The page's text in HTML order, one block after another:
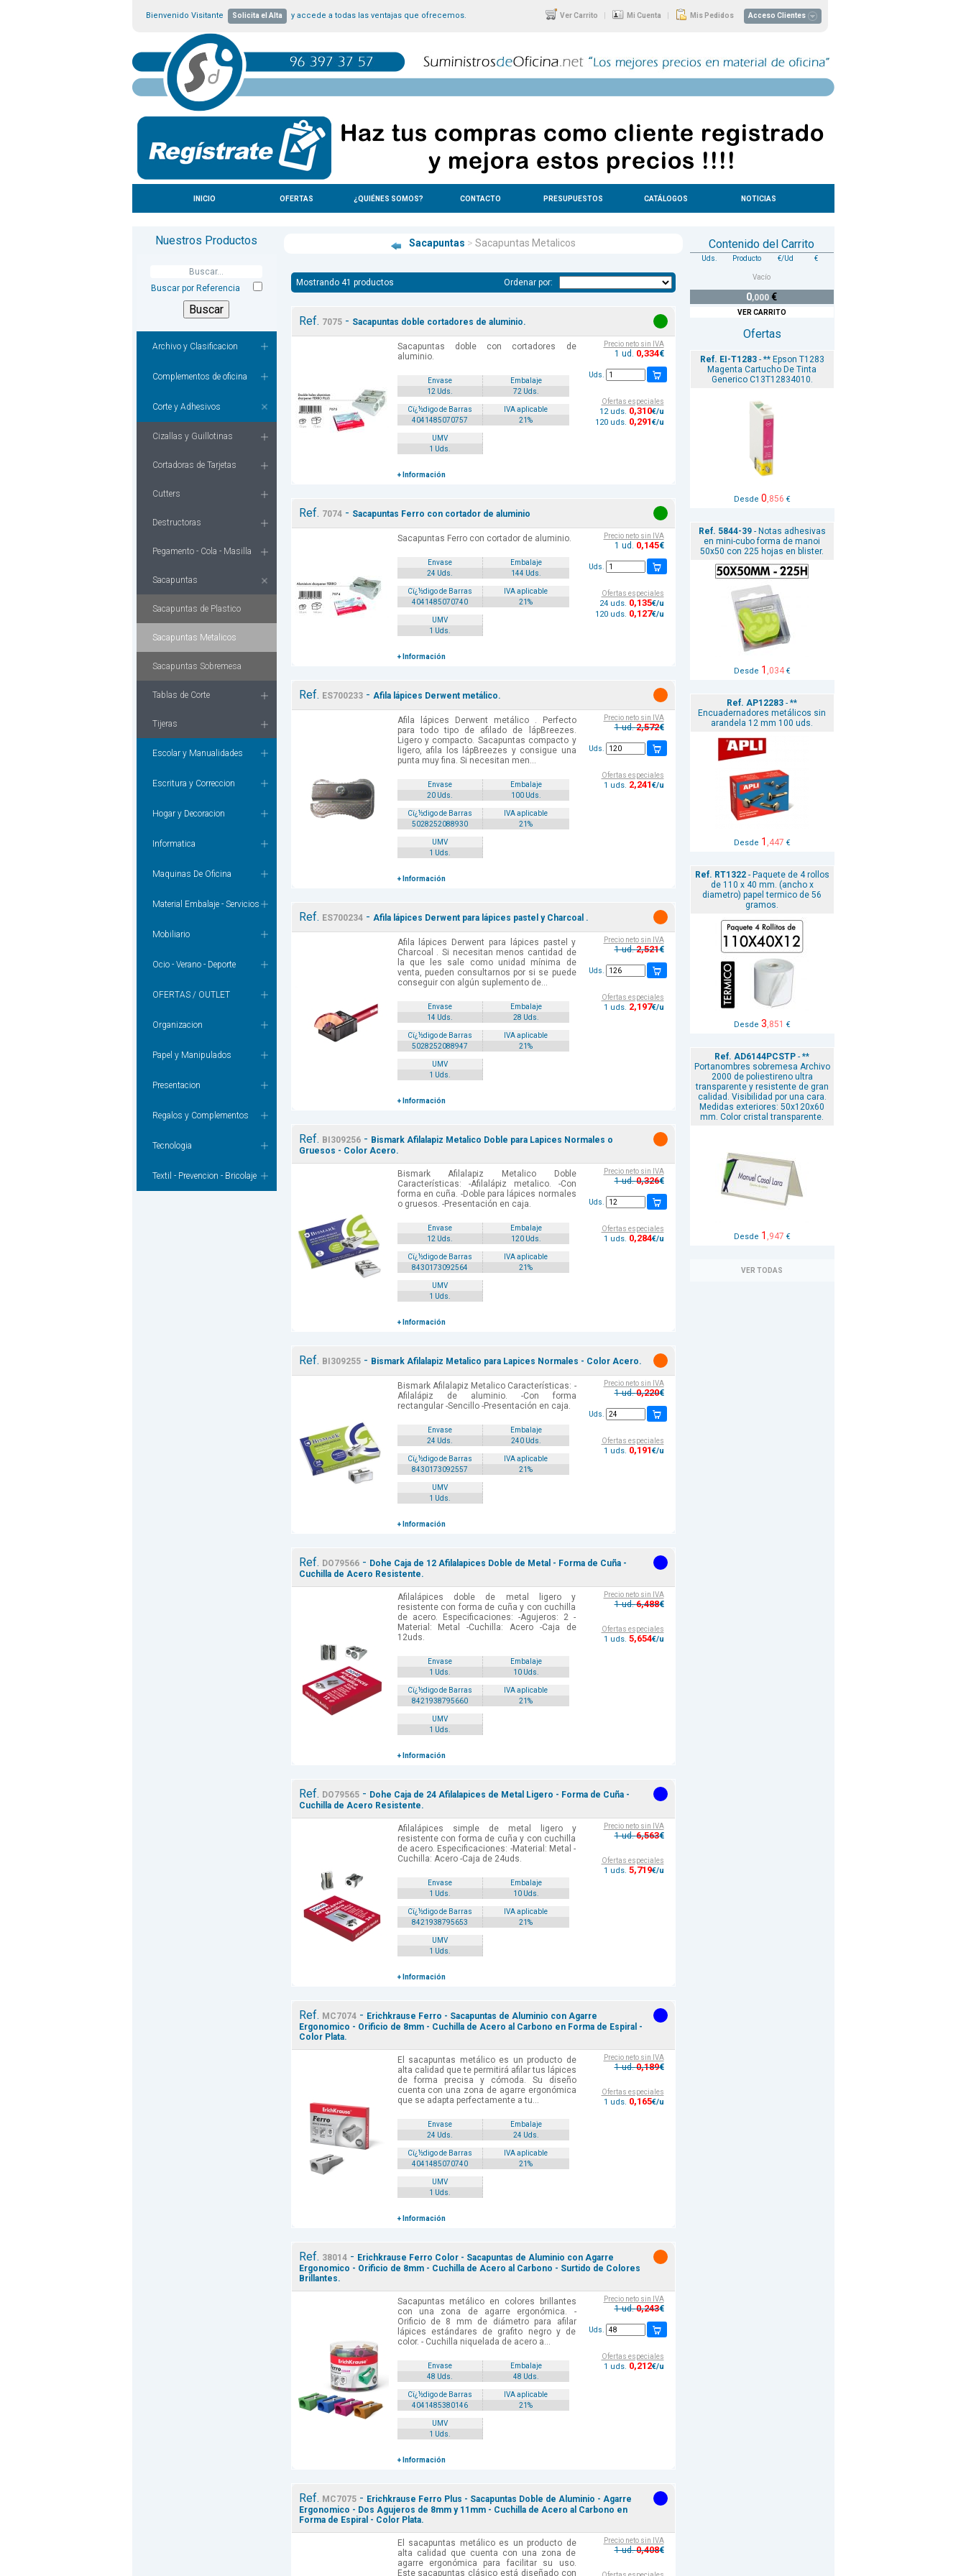
Bienvenido Visitante Solicita el Alta y accede a todas las ventajas que ofrecemos. Ver Carrito | Mi Cuenta | Mis Pedidos Acceso Clientes
INICIO OFERTAS ¿QUIÉNES SOMOS? CONTACTO PRESUPUESTOS CATÁLOGOS NOTICIAS
Nuestros Productos
Buscar por Referencia
Archivo y Clasificacion
Complementos de oficina
Corte y Adhesivos
Cizallas y Guillotinas
Cortadoras de Tarjetas
Cutters
Destructoras
Pegamento - Cola - Masilla
Sacapuntas
Sacapuntas de Plastico
Sacapuntas Metalicos
Sacapuntas Sobremesa
Tablas de Corte
Tijeras
Escolar y Manualidades
Escritura y Correccion
Hogar y Decoracion
Informatica
Maquinas De Oficina
Material Embalaje - Servicios
Mobiliario
Ocio - Verano - Deporte
OFERTAS / OUTLET
Organizacion
Papel y Manipulados
Presentacion
Regalos y Complementos
Tecnologia
Textil - Prevencion - Bricolaje
Sacapuntas > Sacapuntas Metalicos
Mostrando 41 productos Ordenar por:
Ref. 7075- Sacapuntas doble cortadores de aluminio.
Sacapuntas doble con cortadores de
aluminio.
Envase
Embalaje
12 Uds.
72 Uds.
Cï¿½digo de Barras
IVA aplicable
4041485070757
21%
UMV
1 Uds.
+ Información
Precio neto sin IVA
1 ud. 0,334€
Uds.
Ofertas especiales
12 uds. 0,310€/u
120 uds. 0,291€/u
Ref. 7074- Sacapuntas Ferro con cortador de aluminio
Sacapuntas Ferro con cortador de aluminio.
Envase
Embalaje
24 Uds.
144 Uds.
Cï¿½digo de Barras
IVA aplicable
4041485070740
21%
UMV
1 Uds.
+ Información
Precio neto sin IVA
1 ud. 0,145€
Uds.
Ofertas especiales
24 uds. 0,135€/u
120 uds. 0,127€/u
Ref. ES700233- Afila lápices Derwent metálico.
Afila lápices Derwent metálico . Perfecto
para todo tipo de afilado de lápBreezes.
Ligero y compacto. Sacapuntas compacto y
ligero, afila los lápBreezes y consigue una
punta muy fina. Si necesitan men...
Envase
Embalaje
20 Uds.
100 Uds.
Cï¿½digo de Barras
IVA aplicable
5028252088930
21%
UMV
1 Uds.
+ Información
Precio neto sin IVA
1 ud.2,572€
Uds.
Ofertas especiales
1 uds. 2,241€/u
Ref. ES700234- Afila lápices Derwent para lápices pastel y Charcoal .
Afila lápices Derwent para lápices pastel y
Charcoal . Si necesitan menos cantidad de
la que les sale como unidad mínima de
venta, pueden consultarnos por si se puede
conseguir con algún suplemento de...
Envase
Embalaje
14 Uds.
28 Uds.
Cï¿½digo de Barras
IVA aplicable
5028252088947
21%
UMV
1 Uds.
+ Información
Precio neto sin IVA
1 ud.2,521€
Uds.
Ofertas especiales
1 uds. 2,197€/u
Ref. BI309256- Bismark Afilalapiz Metalico Doble para Lapices Normales o
Gruesos - Color Acero.
Bismark Afilalapiz Metalico Doble
Características: -Afilalápiz metalico. -Con
forma en cuña. -Doble para lápices normales
o gruesos. -Presentación en caja.
Envase
Embalaje
12 Uds.
120 Uds.
Cï¿½digo de Barras
IVA aplicable
8430173092564
21%
UMV
1 Uds.
+ Información
Precio neto sin IVA
1 ud.0,326€
Uds.
Ofertas especiales
1 uds. 0,284€/u
Ref. BI309255- Bismark Afilalapiz Metalico para Lapices Normales - Color Acero.
Bismark Afilalapiz Metalico Características: -
Afilalápiz de aluminio. -Con forma
rectangular -Sencillo -Presentación en caja.
Envase
Embalaje
24 Uds.
240 Uds.
Cï¿½digo de Barras
IVA aplicable
8430173092557
21%
UMV
1 Uds.
+ Información
Precio neto sin IVA
1 ud.0,220€
Uds.
Ofertas especiales
1 uds. 0,191€/u
Ref. DO79566- Dohe Caja de 12 Afilalapices Doble de Metal - Forma de Cuña -
Cuchilla de Acero Resistente.
Afilalápices doble de metal ligero y
resistente con forma de cuña y con cuchilla
de acero. Especificaciones: -Agujeros: 2 -
Material: Metal -Cuchilla: Acero -Caja de
12uds.
Envase
Embalaje
1 Uds.
10 Uds.
Cï¿½digo de Barras
IVA aplicable
8421938795660
21%
UMV
1 Uds.
+ Información
Precio neto sin IVA
1 ud.6,488€
Ofertas especiales
1 uds. 5,654€/u
Ref. DO79565- Dohe Caja de 24 Afilalapices de Metal Ligero - Forma de Cuña -
Cuchilla de Acero Resistente.
Afilalápices simple de metal ligero y
resistente con forma de cuña y con cuchilla
de acero. Especificaciones: -Material: Metal -
Cuchilla: Acero -Caja de 24uds.
Envase
Embalaje
1 Uds.
10 Uds.
Cï¿½digo de Barras
IVA aplicable
8421938795653
21%
UMV
1 Uds.
+ Información
Precio neto sin IVA
1 ud.6,563€
Ofertas especiales
1 uds. 5,719€/u
Ref. MC7074- Erichkrause Ferro - Sacapuntas de Aluminio con Agarre
Ergonomico - Orificio de 8mm - Cuchilla de Acero al Carbono en Forma de Espiral -
Color Plata.
El sacapuntas metálico es un producto de
alta calidad que te permitirá afilar tus lápices
de forma precisa y cómoda. Su diseño
cuenta con una zona de agarre ergonómica
que se adapta perfectamente a tu...
Envase
Embalaje
24 Uds.
24 Uds.
Cï¿½digo de Barras
IVA aplicable
4041485070740
21%
UMV
1 Uds.
+ Información
Precio neto sin IVA
1 ud.0,189€
Ofertas especiales
1 uds. 0,165€/u
Ref. 38014- Erichkrause Ferro Color - Sacapuntas de Aluminio con Agarre
Ergonomico - Orificio de 8mm - Cuchilla de Acero al Carbono - Surtido de Colores
Brillantes.
Sacapuntas metálico en colores brillantes
con una zona de agarre ergonómica. -
Orificio de 8 mm de diámetro para afilar
lápices estándares de grafito negro y de
color. - Cuchilla niquelada de acero a...
Envase
Embalaje
48 Uds.
48 Uds.
Cï¿½digo de Barras
IVA aplicable
4041485380146
21%
UMV
1 Uds.
+ Información
Precio neto sin IVA
1 ud.0,243€
Uds.
Ofertas especiales
1 uds. 0,212€/u
Ref. MC7075- Erichkrause Ferro Plus - Sacapuntas Doble de Aluminio - Agarre
Ergonomico - Dos Agujeros de 8mm y 11mm - Cuchilla de Acero al Carbono en
Forma de Espiral - Color Plata.
El sacapuntas metálico es un producto de
alta calidad que cuenta con una zona de
agarre ergonómica para facilitar su uso.
Este sacapuntas clásico está diseñado con
Precio neto sin IVA
1 ud.0,408€
Contenido del Carrito
Uds. Producto €/Ud €
Vacío
0,000 €
VER CARRITO
Ofertas
Ref. EI-T1283- ** Epson T1283
Magenta Cartucho De Tinta
Generico C13T12834010.
Desde 0,856 €
Ref. 5844-39- Notas adhesivas
en mini-cubo forma de manoi
50x50 con 225 hojas en blister.
Desde 1 ,034€
Ref. AP12283 - **
Encuadernadores metálicos sin
arandela 12 mm 100 uds.
Desde 1 ,447 €
Ref. RT1322- Paquete de 4 rollos
de 110 x 40 mm. (ancho x
diametro) papel termico de 56
gramos.
Desde 3,851 €
Ref. AD6144PCSTP - **
Portanombres sobremesa Archivo
2000 de poliestireno ultra
transparente y resistente de gran
calidad. Visibilidad por una cara.
Medidas exteriores: 50x120x60
mm. Color cristal transparente.
Desde 1 ,947 €
VER TODAS